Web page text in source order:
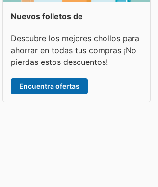
Nuevos folletos de
Descubre los mejores chollos para
ahorrar en todas tus compras ¡No
pierdas estos descuentos!
Encuentra ofertas